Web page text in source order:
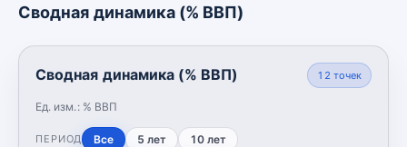
Сводная динамика (% ВВП)
Сводная динамика (% ВВП)
Ед. изм.: % ВВП
12 точек
ПЕРИОД Все 5 лет 10 лет